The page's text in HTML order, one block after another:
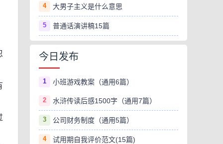
4 大男子主义是什么意思
5 普通话演讲稿15篇
今日发布
1 小班游戏教案（通用6篇）
2 水浒传读后感1500字（通用7篇）
3 公司财务制度（通用5篇）
4 试用期自我评价范文(15篇)